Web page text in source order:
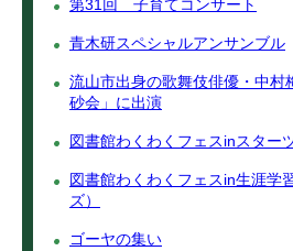
第31回 子育てコンサート
青木研スペシャルアンサンブル
流山市出身の歌舞伎俳優・中村
砂会」に出演
図書館わくわくフェスinスター
図書館わくわくフェスin生涯学
ズ）
ゴーヤの集い